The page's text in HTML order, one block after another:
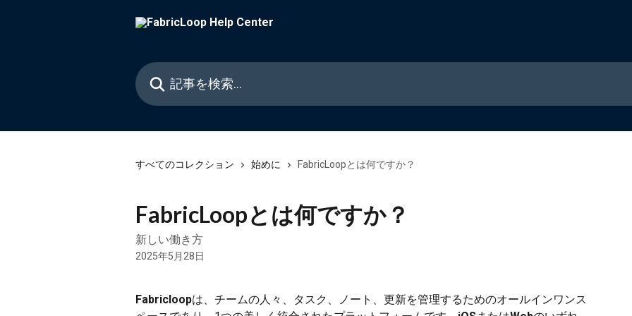
記事を検索...
すべてのコレクション 始めに FabricLoopとは何ですか？
FabricLoopとは何ですか？
新しい働き方
2025年5月28日
Fabricloopは、チームの人々、タスク、ノート、更新を管理するためのオールインワンス